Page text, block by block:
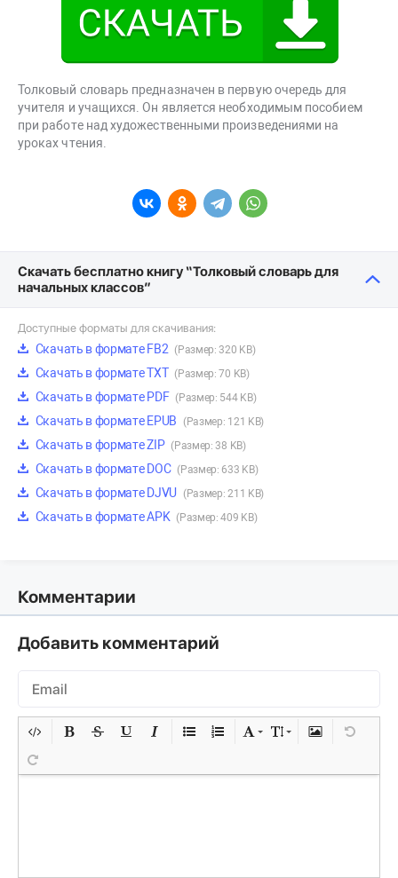
Толковый словарь предназначен в первую очередь для
учителя и учащихся. Он является необходимым пособием
при работе над художественными произведениями на
уроках чтения.
Скачать бесплатно книгу “Толковый словарь для
начальных классов”
Доступные форматы для скачивания:
Скачать в формате FB2 (Размер: 320 KB)
Скачать в формате TXT (Размер: 70 KB)
Скачать в формате PDF (Размер: 544 KB)
Скачать в формате EPUB (Размер: 121 KB)
Скачать в формате ZIP (Размер: 38 KB)
Скачать в формате DOC (Размер: 633 KB)
Скачать в формате DJVU (Размер: 211 KB)
Скачать в формате APK (Размер: 409 KB)
Комментарии
Добавить комментарий